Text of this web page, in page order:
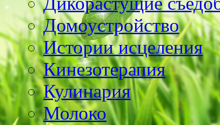
Домоустройство
Истории исцеления
Кинезотерапия
Кулинария
Молоко